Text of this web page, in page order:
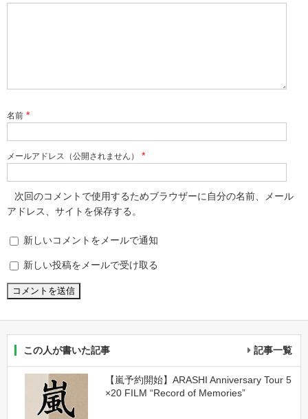
名前 *
メールアドレス（公開されません） *
次回のコメントで使用するためブラウザーに自分の名前、メール
アドレス、サイトを保存する。
新しいコメントをメールで通知
新しい投稿をメールで受け取る
この人が書いた記事 記事一覧
【嵐予約開始】ARASHI Anniversary Tour 5
×20 FILM “Record of Memories”